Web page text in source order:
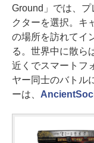
Ground」では、
クターを選択。キ
の場所を訪れてイ
る。世界中に散ら
近くでスマートフ
ヤー同士のバトル
ーは、